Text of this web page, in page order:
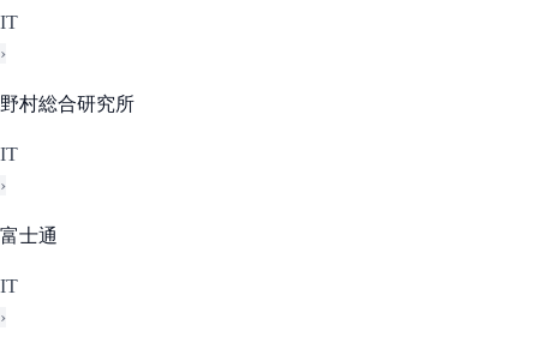
IT
›
野村総合研究所
IT
›
富士通
IT
›